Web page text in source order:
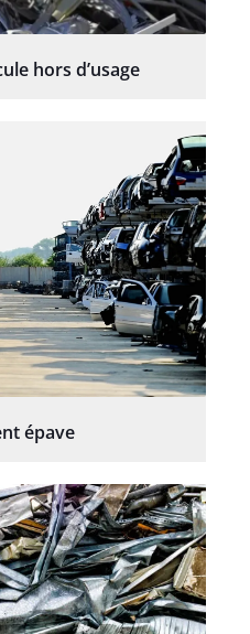
hors d’usage
épave